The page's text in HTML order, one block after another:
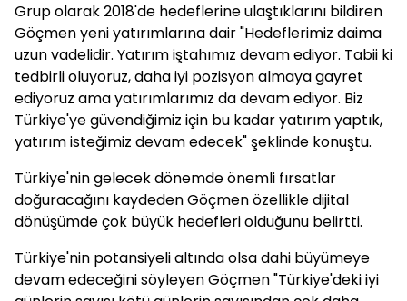
Grup olarak 2018'de hedeflerine ulaştıklarını bildiren
Göçmen yeni yatırımlarına dair "Hedeflerimiz daima
uzun vadelidir. Yatırım iştahımız devam ediyor. Tabii ki
tedbirli oluyoruz, daha iyi pozisyon almaya gayret
ediyoruz ama yatırımlarımız da devam ediyor. Biz
Türkiye'ye güvendiğimiz için bu kadar yatırım yaptık,
yatırım isteğimiz devam edecek" şeklinde konuştu.
Türkiye'nin gelecek dönemde önemli fırsatlar
doğuracağını kaydeden Göçmen özellikle dijital
dönüşümde çok büyük hedefleri olduğunu belirtti.
Türkiye'nin potansiyeli altında olsa dahi büyümeye
devam edeceğini söyleyen Göçmen "Türkiye'deki iyi